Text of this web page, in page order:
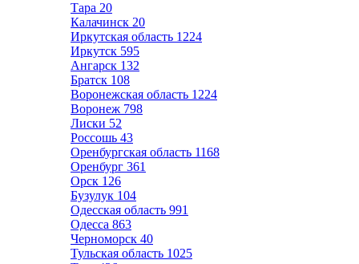
Тара 20
Калачинск 20
Иркутская область 1224
Иркутск 595
Ангарск 132
Братск 108
Воронежская область 1224
Воронеж 798
Лиски 52
Россошь 43
Оренбургская область 1168
Оренбург 361
Орск 126
Бузулук 104
Одесская область 991
Одесса 863
Черноморск 40
Тульская область 1025